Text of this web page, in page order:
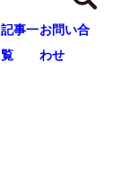
記事一
覧
お問い合
わせ